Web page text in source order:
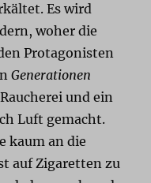
Es wird
woher die
Protagonisten
Generationen
und ein
Luft gemacht.
kaum an die
auf Zigaretten zu